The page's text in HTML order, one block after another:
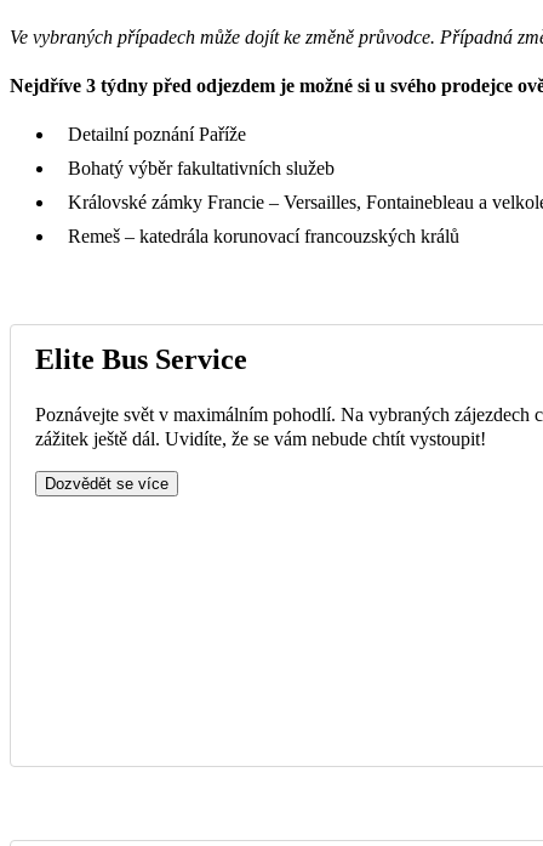
Ve vybraných případech může dojít ke změně průvodce. Případná
Nejdříve 3 týdny před odjezdem je možné si u svého prodejce
Detailní poznání Paříže
Bohatý výběr fakultativních služeb
Královské zámky Francie – Versailles, Fontainebleau a
Remeš – katedrála korunovací francouzských králů
Elite Bus Service
Poznávejte svět v maximálním pohodlí. Na vybraných zájezdech
zážitek ještě dál. Uvidíte, že se vám nebude chtít vystoupit!
Dozvědět se více